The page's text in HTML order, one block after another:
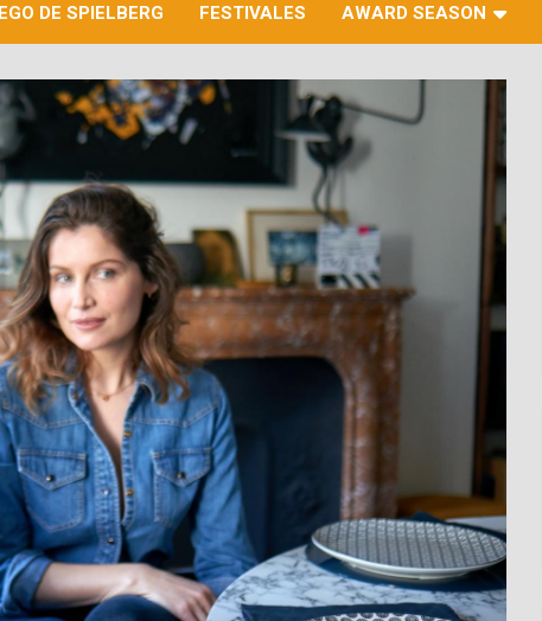
DE SPIELBERG FESTIVALES AWARD SEASON